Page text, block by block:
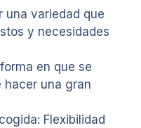
una variedad que
y necesidades
en que se
hacer una gran
Flexibilidad